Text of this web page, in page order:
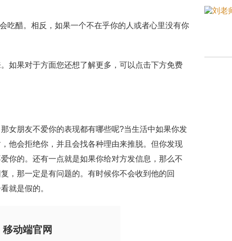
醋。相反，如果一个不在乎你的人或者心里没有你
果对于方面您还想了解更多，可以点击下方免费
朋友不爱你的表现都有哪些呢?当生活中如果你发
他会拒绝你，并且会找各种理由来推脱。但你发现
你的。还有一点就是如果你给对方发信息，那么不
，那一定是有问题的。有时候你不会收到他的回
就是假的。
移动端官网